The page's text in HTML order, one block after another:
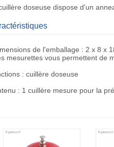
doseuse dispose d'un
de l'emballage : 2 x 8 x
mesurettes vous permettent de
: cuillère doseuse
: 1 cuillère mesure pour la